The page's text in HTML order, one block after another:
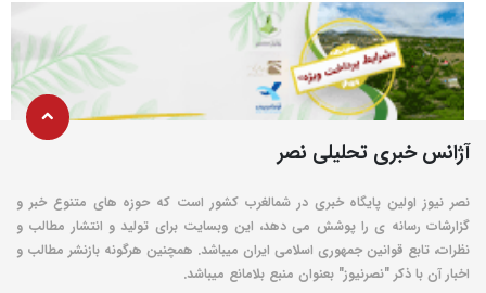
آژانس خبری تحلیلی نصر
نصر نیوز اولین پایگاه خبری در شمالغرب کشور است که حوزه های متنوع خبر و
گزارشات رسانه ی را پوشش می دهد، این وبسایت برای تولید و انتشار مطالب و
نظرات، تابع قوانین جمهوری اسلامی ایران میباشد. همچنین هرگونه بازنشر مطالب و
اخبار آن با ذکر "نصرنیوز" بعنوان منبع بلامانع میباشد.